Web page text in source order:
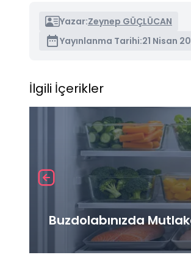
Yazar:Zeynep GÜÇLÜCAN
Yayınlanma Tarihi:21 Nisan
İlgili İçerikler
Buzdolabınızda